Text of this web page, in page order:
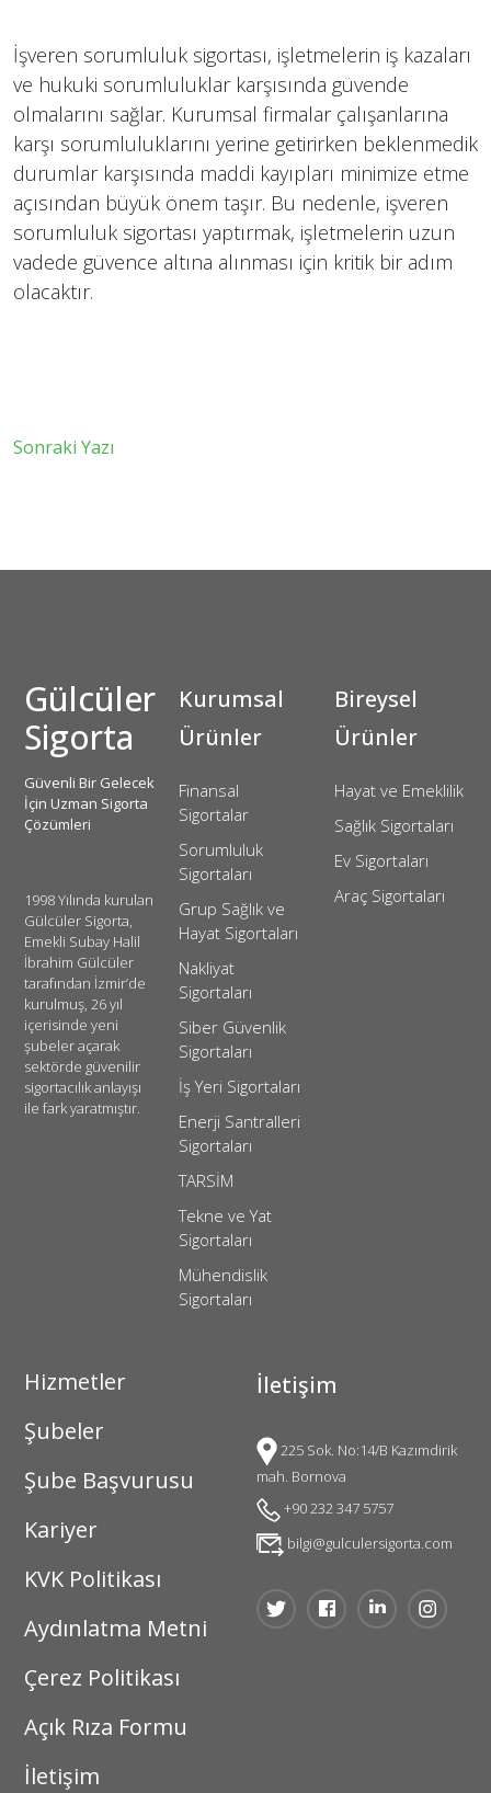
İşveren sorumluluk sigortası, işletmelerin iş kazaları
ve hukuki sorumluluklar karşısında güvende
olmalarını sağlar. Kurumsal firmalar çalışanlarına
karşı sorumluluklarını yerine getirirken beklenmedik
durumlar karşısında maddi kayıpları minimize etme
açısından büyük önem taşır. Bu nedenle, işveren
sorumluluk sigortası yaptırmak, işletmelerin uzun
vadede güvence altına alınması için kritik bir adım
olacaktır.
Sonraki Yazı
Gülcüler
Sigorta
Güvenli Bir Gelecek
İçin Uzman Sigorta
Çözümleri
1998 Yılında kurulan
Gülcüler Sigorta,
Emekli Subay Halil
İbrahim Gülcüler
tarafından İzmir’de
kurulmuş, 26 yıl
içerisinde yeni
şubeler açarak
sektörde güvenilir
sigortacılık anlayışı
ile fark yaratmıştır.
Kurumsal
Ürünler
Finansal
Sigortalar
Sorumluluk
Sigortaları
Grup Sağlık ve
Hayat Sigortaları
Nakliyat
Sigortaları
Siber Güvenlik
Sigortaları
İş Yeri Sigortaları
Enerji Santralleri
Sigortaları
TARSİM
Tekne ve Yat
Sigortaları
Mühendislik
Sigortaları
Bireysel
Ürünler
Hayat ve Emeklilik
Sağlık Sigortaları
Ev Sigortaları
Araç Sigortaları
Hizmetler
Şubeler
Şube Başvurusu
Kariyer
KVK Politikası
Aydınlatma Metni
Çerez Politikası
Açık Rıza Formu
İletişim
İletişim
225 Sok. No:14/B Kazımdirik
mah. Bornova
+90 232 347 5757
bilgi@gulculersigorta.com